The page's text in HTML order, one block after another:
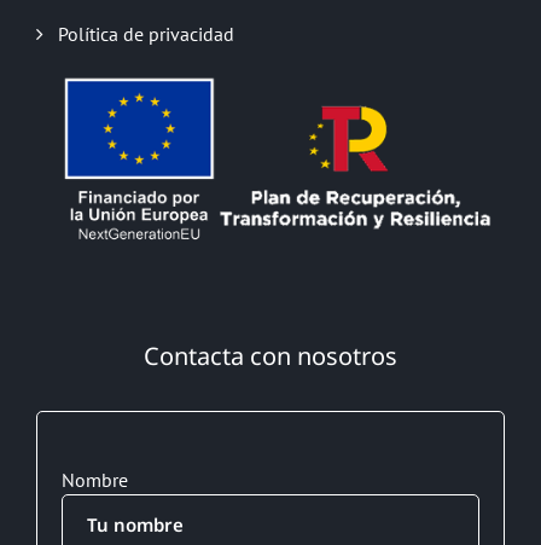
Política de privacidad
Contacta con nosotros
Nombre